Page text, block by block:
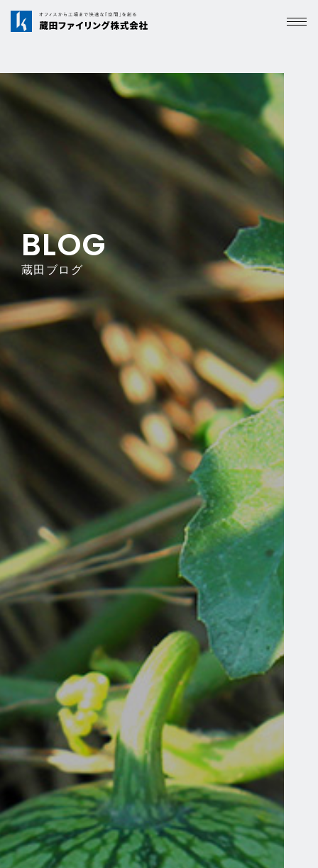
BLOG
蔵田ブログ